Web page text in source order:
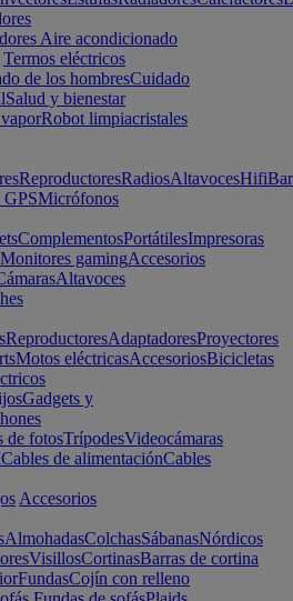
Aire acondicionado
Termos eléctricos
de los hombresCuidado
Salud y bienestar
Robot limpiacristales
ReproductoresRadiosAltavocesHifi
Micrófonos
ComplementosPortátilesImpresoras
Monitores gamingAccesorios
Altavoces
ReproductoresAdaptadoresProyectores
Motos eléctricasAccesoriosBicicletas
Gadgets y
de fotosTrípodesVideocámaras
Cables de alimentaciónCables
Accesorios
AlmohadasColchasSábanasNórdicos
VisillosCortinasBarras de cortina
FundasCojín con relleno